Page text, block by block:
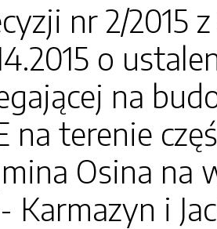
nr 2/2015
o
na
terenie
Osina na
i